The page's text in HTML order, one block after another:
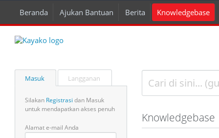
Beranda Ajukan Bantuan Berita Knowledgebase
Masuk Langganan
Silakan Registrasi dan Masuk
untuk mendapatkan akses penuh
Alamat e-mail Anda
Knowledgebase